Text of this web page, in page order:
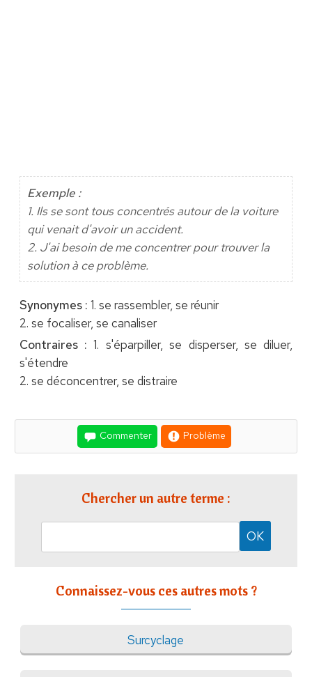
Exemple :
1. Ils se sont tous concentrés autour de la voiture
qui venait d'avoir un accident.
2. J'ai besoin de me concentrer pour trouver la
solution à ce problème.
Synonymes : 1. se rassembler, se réunir
2. se focaliser, se canaliser
Contraires : 1. s'éparpiller, se disperser, se diluer,
s'étendre
2. se déconcentrer, se distraire
Commenter Problème
Chercher un autre terme :
Connaissez-vous ces autres mots ?
Surcyclage